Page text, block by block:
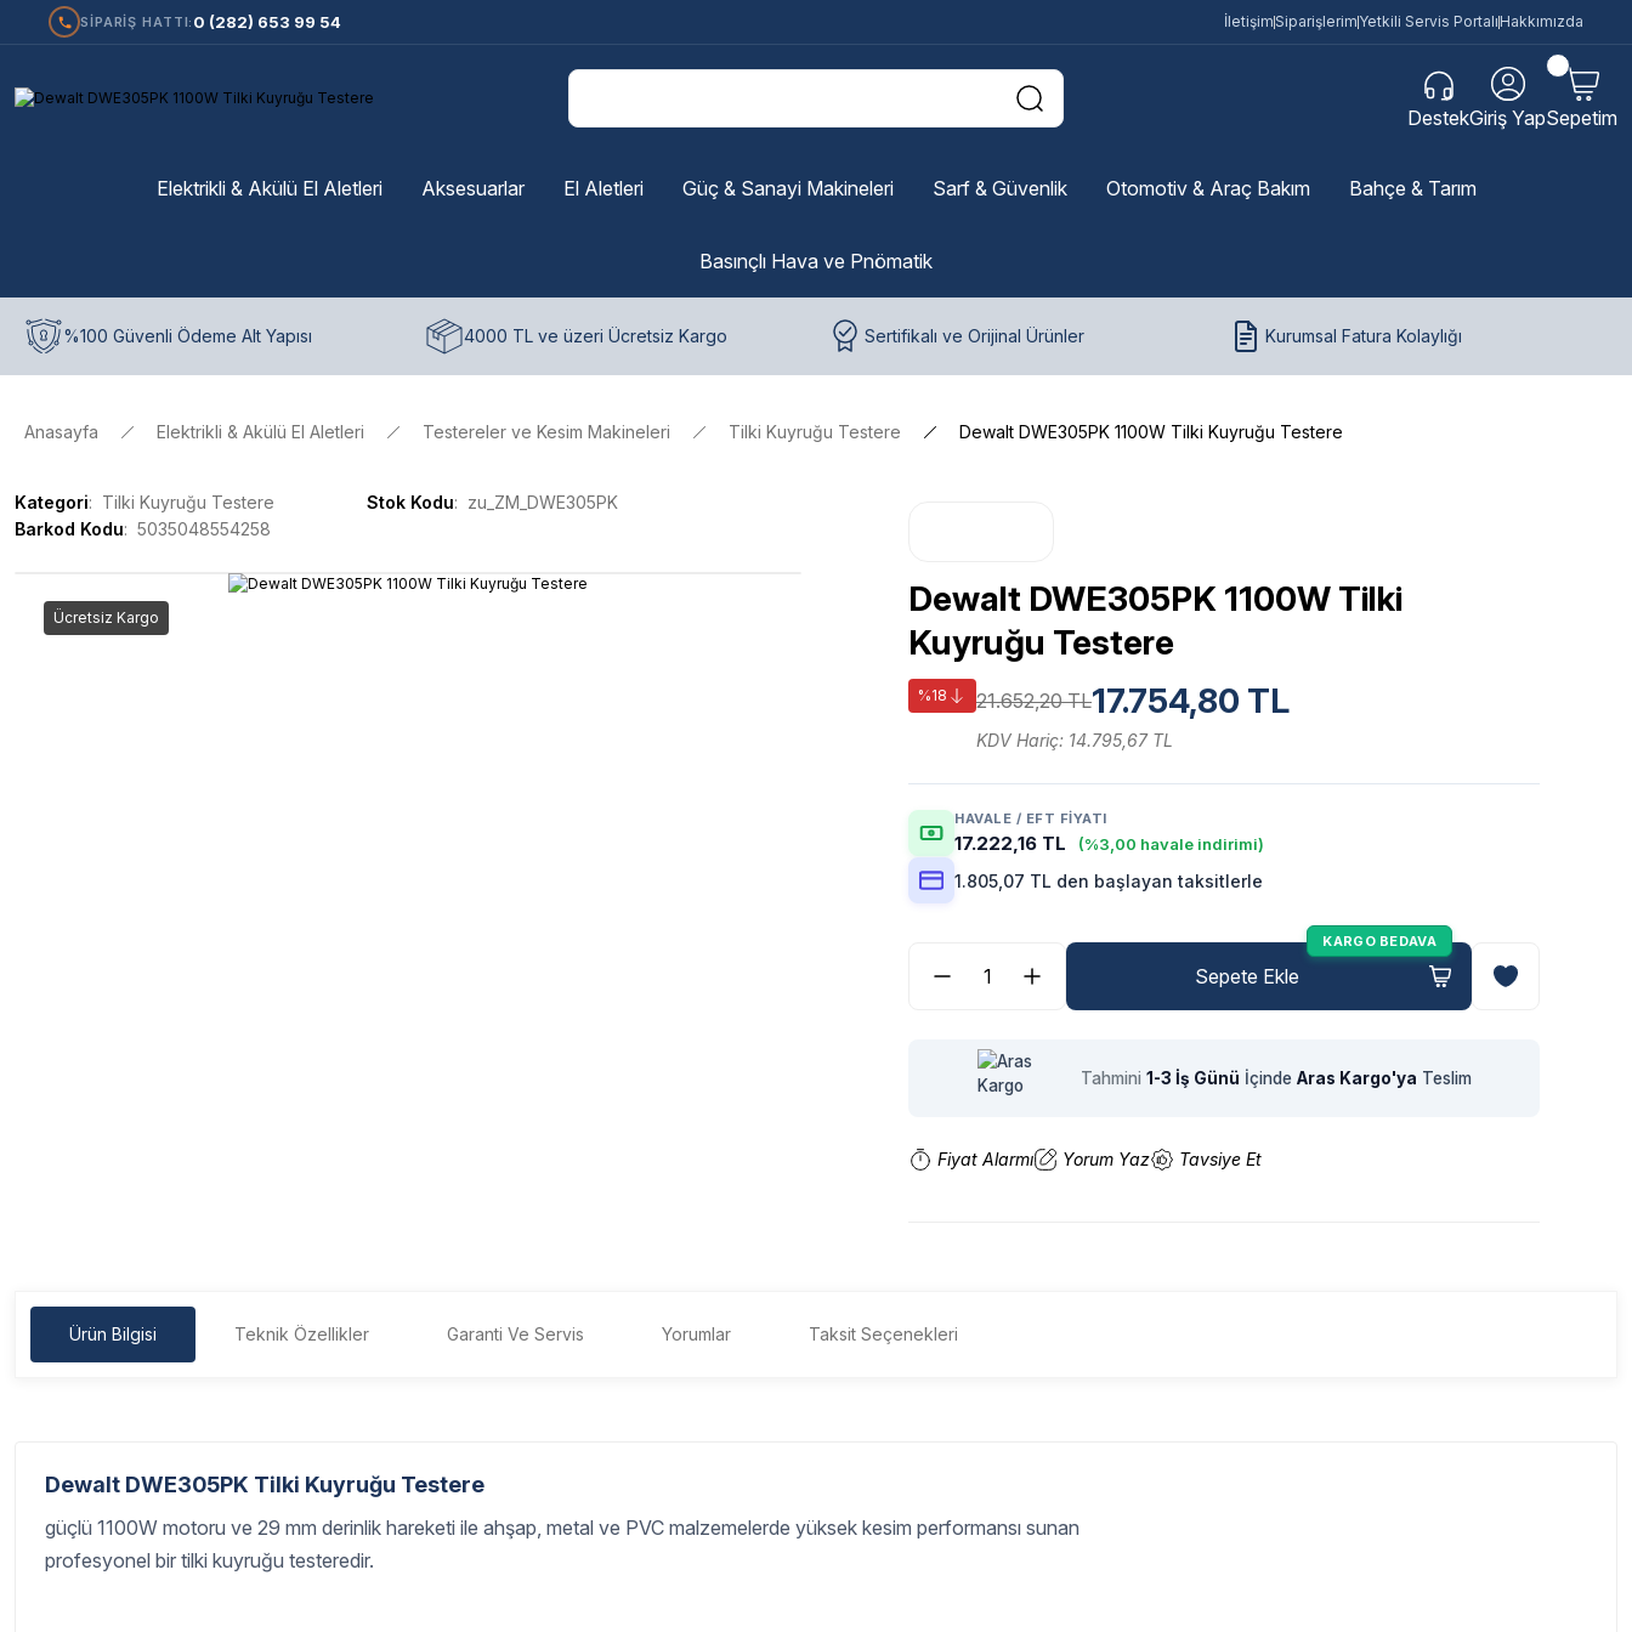
SİPARİŞ HATTI: 0 (282) 653 99 54 İletişimSiparişlerim Yetkili Servis Portalı Hakkımızda
DestekGiriş YapSepetim
Elektrikli & Akülü El Aletleri Aksesuarlar El Aletleri Güç & Sanayi Makineleri Sarf & Güvenlik Otomotiv & Araç Bakım Bahçe & Tarım
Basınçlı Hava ve Pnömatik
%100 Güvenli Ödeme Alt Yapısı 4000 TL ve üzeri Ücretsiz Kargo Sertifikalı ve Orijinal Ürünler Kurumsal Fatura Kolaylığı
Anasayfa Elektrikli & Akülü El Aletleri Testereler ve Kesim Makineleri Tilki Kuyruğu Testere Dewalt DWE305PK 1100W Tilki Kuyruğu Testere
Kategori Tilki Kuyruğu Testere Stok Kodu
zu_ZM_DWE305PK
Barkod Kodu
5035048554258
Ücretsiz Kargo
Dewalt DWE305PK 1100W Tilki
Kuyruğu Testere
%18 21.652,20 TL17.754,80 TL
KDV Hariç: 14.795,67 TL
HAVALE / EFT FIYATI
17.222,16 TL (%3,00 havale indirimi)
1.805,07 TL den başlayan taksitlerle
KARGO BEDAVA
Sepete Ekle
Tahmini 1-3 İş Günü İçinde Aras Kargo'ya Teslim
Fiyat Alarmı Yorum Yaz Tavsiye Et
Ürün Bilgisi Teknik Özellikler Garanti Ve Servis Yorumlar Taksit Seçenekleri
Dewalt DWE305PK Tilki Kuyruğu Testere
güçlü 1100W motoru ve 29 mm derinlik hareketi ile ahşap, metal ve PVC malzemelerde yüksek kesim performansı sunan
profesyonel bir tilki kuyruğu testeredir.